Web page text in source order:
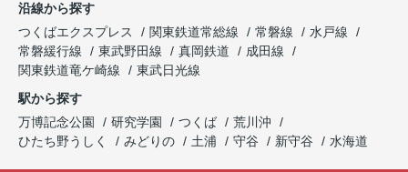
沿線から探す
つくばエクスプレス
関東鉄道常総線 常磐線
水戸線
常磐緩行線
東武野田線 真岡鉄道
成田線
関東鉄道竜ケ崎線
東武日光線
駅から探す
万博記念公園
研究学園 つくば
荒川沖
ひたち野うしく
みどりの 土浦 守谷 新守谷 水海道